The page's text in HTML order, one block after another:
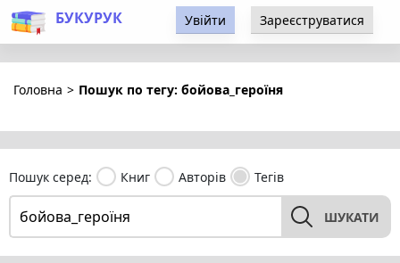
БУКУРУК Увійти Зареєструватися
Головна > Пошук по тегу: бойова_героїня
Пошук серед: Книг Авторів Тегів
ШУКАТИ